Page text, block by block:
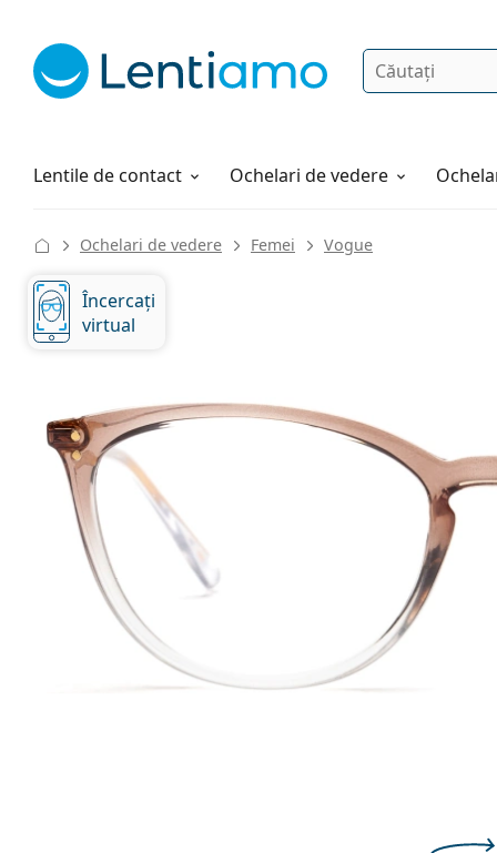
Căutare
Lentile de contact
Soluții Ochelari de vedere
Cum comandați
Ochelari de vedere Femei Vogue
40 mm
Înălțime lentilă Lățimea lentilei
Lățimea
Încercați
virtual